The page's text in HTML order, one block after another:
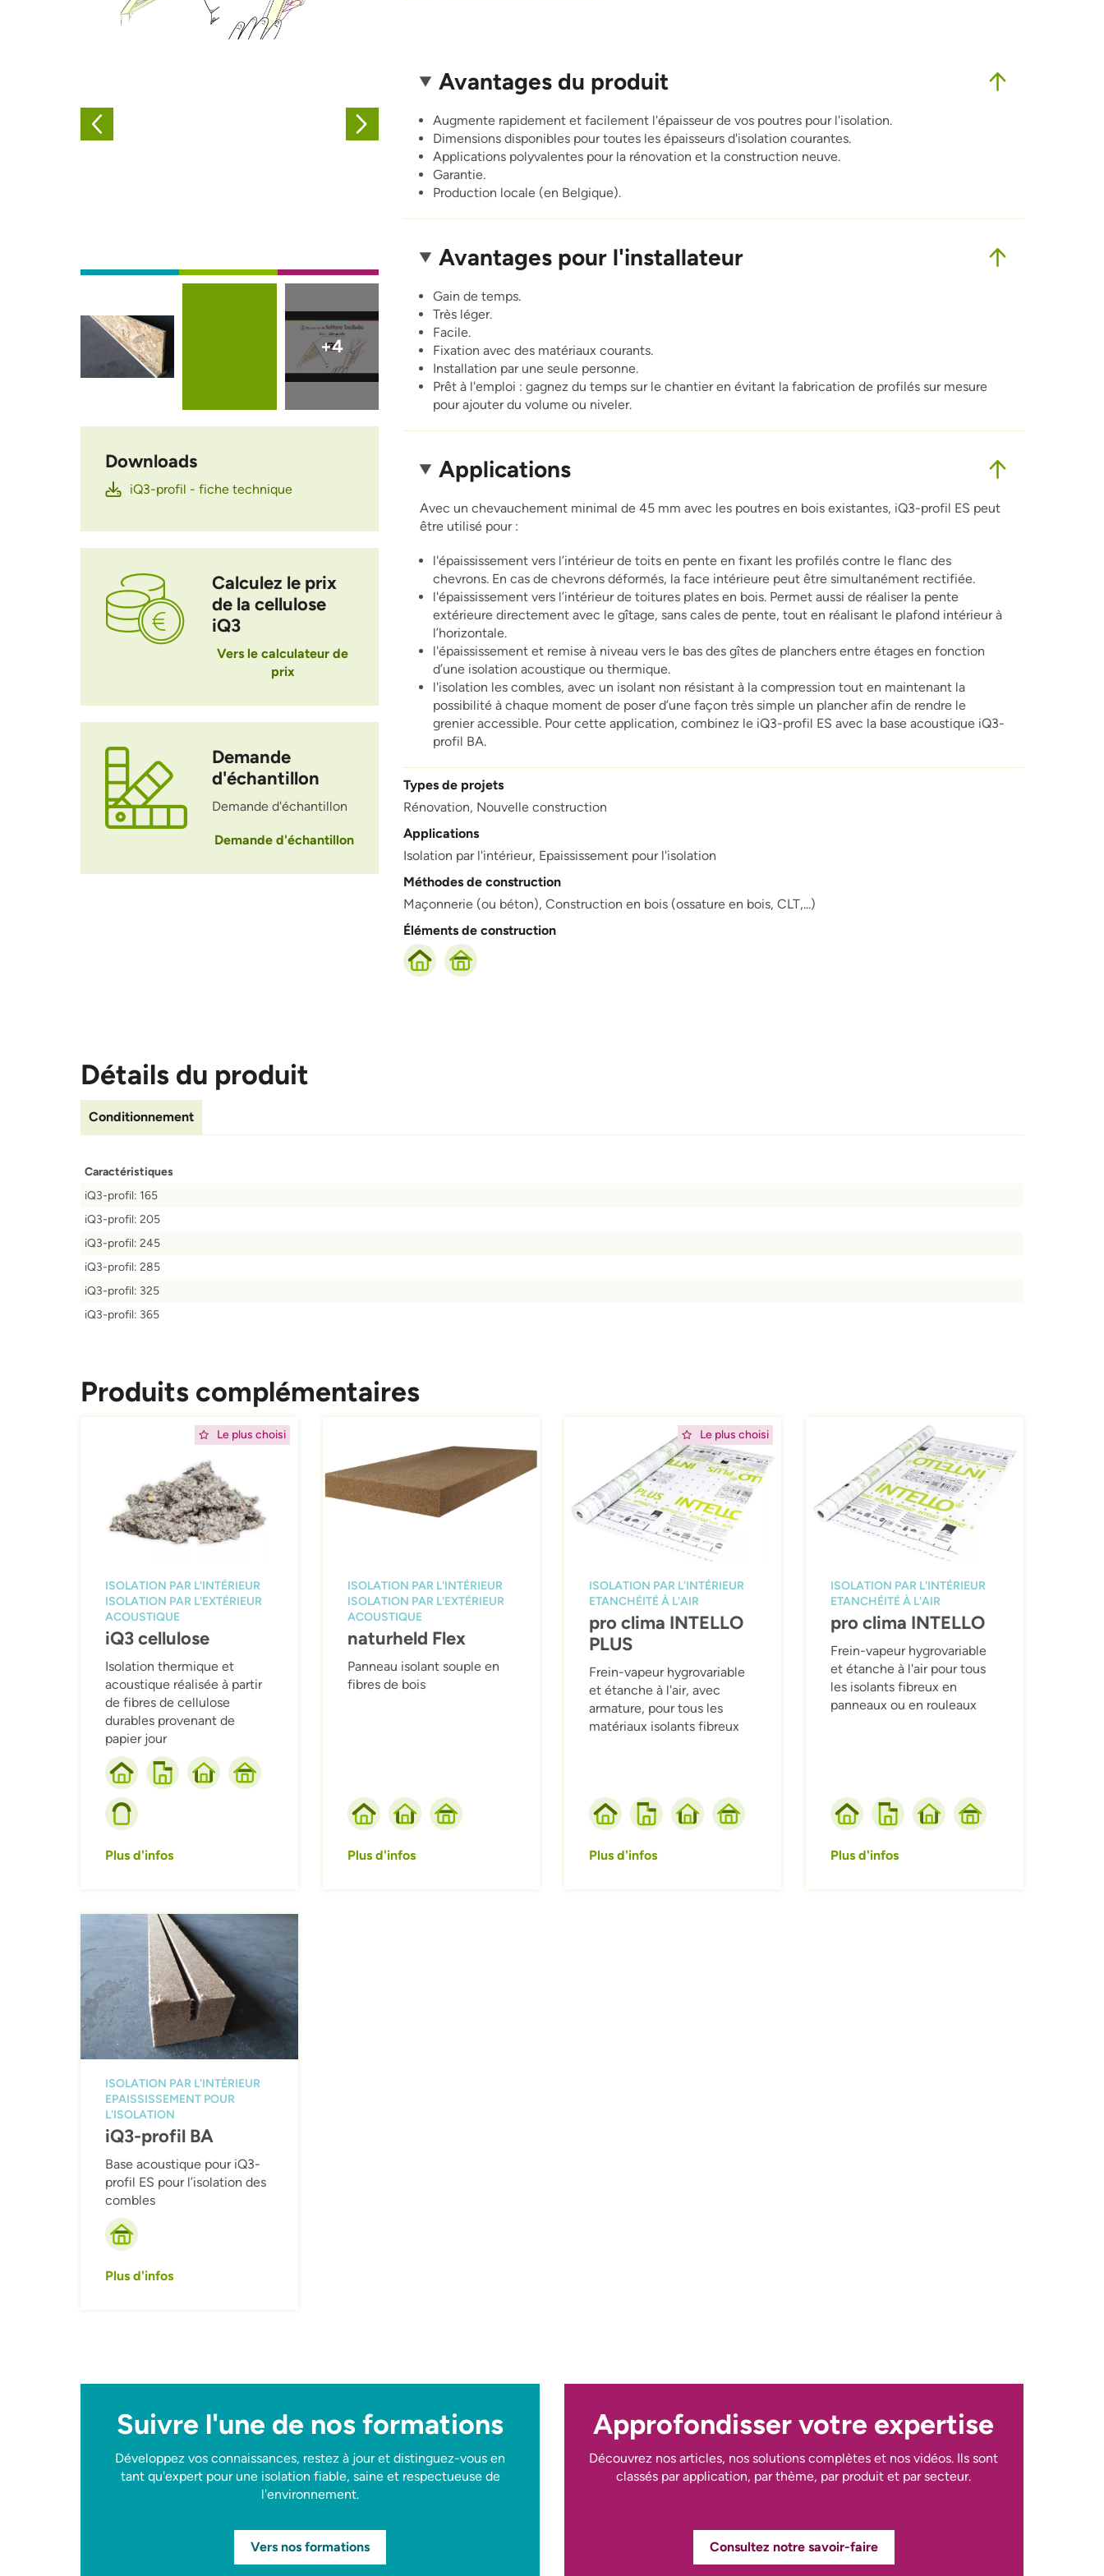
Afbeelding
Afbeelding
+4
Downloads
iQ3-profil - fiche technique
Calculez le prix
de la cellulose
iQ3
Vers le calculateur de
prix
Demande
d'échantillon
Demande d'échantillon
Demande d'échantillon
Avantages du produit
Augmente rapidement et facilement l'épaisseur de vos poutres pour l'isolation.
Dimensions disponibles pour toutes les épaisseurs d'isolation courantes.
Applications polyvalentes pour la rénovation et la construction neuve.
Garantie.
Production locale (en Belgique).
Avantages pour l'installateur
Gain de temps.
Très léger.
Facile.
Fixation avec des matériaux courants.
Installation par une seule personne.
Prêt à l'emploi : gagnez du temps sur le chantier en évitant la fabrication de profilés sur mesure
pour ajouter du volume ou niveler.
Applications
Avec un chevauchement minimal de 45 mm avec les poutres en bois existantes, iQ3-profil ES peut
être utilisé pour :
l'épaississement vers l’intérieur de toits en pente en fixant les profilés contre le flanc des
chevrons. En cas de chevrons déformés, la face intérieure peut être simultanément rectifiée.
l'épaississement vers l’intérieur de toitures plates en bois. Permet aussi de réaliser la pente
extérieure directement avec le gîtage, sans cales de pente, tout en réalisant le plafond intérieur à
l’horizontale.
l'épaississement et remise à niveau vers le bas des gîtes de planchers entre étages en fonction
d’une isolation acoustique ou thermique.
l'isolation les combles, avec un isolant non résistant à la compression tout en maintenant la
possibilité à chaque moment de poser d’une façon très simple un plancher afin de rendre le
grenier accessible. Pour cette application, combinez le iQ3-profil ES avec la base acoustique iQ3-
profil BA.
Types de projets
Rénovation, Nouvelle construction
Applications
Isolation par l'intérieur, Epaississement pour l'isolation
Méthodes de construction
Maçonnerie (ou béton), Construction en bois (ossature en bois, CLT,...)
Éléments de construction
Détails du produit
Conditionnement
Caractéristiques
iQ3-profil: 165
iQ3-profil: 205
iQ3-profil: 245
iQ3-profil: 285
iQ3-profil: 325
iQ3-profil: 365
Produits complémentaires
Le plus choisi
ISOLATION PAR L'INTÉRIEUR
ISOLATION PAR L'EXTÉRIEUR
ACOUSTIQUE
iQ3 cellulose
Isolation thermique et
acoustique réalisée à partir
de fibres de cellulose
durables provenant de
papier jour
Plus d'infos
ISOLATION PAR L'INTÉRIEUR
ISOLATION PAR L'EXTÉRIEUR
ACOUSTIQUE
naturheld Flex
Panneau isolant souple en
fibres de bois
Plus d'infos
Le plus choisi
ISOLATION PAR L'INTÉRIEUR
ETANCHÉITÉ À L'AIR
pro clima INTELLO
PLUS
Frein-vapeur hygrovariable
et étanche à l'air, avec
armature, pour tous les
matériaux isolants fibreux
Plus d'infos
ISOLATION PAR L'INTÉRIEUR
ETANCHÉITÉ À L'AIR
pro clima INTELLO
Frein-vapeur hygrovariable
et étanche à l'air pour tous
les isolants fibreux en
panneaux ou en rouleaux
Plus d'infos
ISOLATION PAR L'INTÉRIEUR
EPAISSISSEMENT POUR
L'ISOLATION
iQ3-profil BA
Base acoustique pour iQ3-
profil ES pour l’isolation des
combles
Plus d'infos
Suivre l'une de nos formations
Développez vos connaissances, restez à jour et distinguez-vous en
tant qu'expert pour une isolation fiable, saine et respectueuse de
l'environnement.
Vers nos formations
Approfondisser votre expertise
Découvrez nos articles, nos solutions complètes et nos vidéos. Ils sont
classés par application, par thème, par produit et par secteur.
Consultez notre savoir-faire